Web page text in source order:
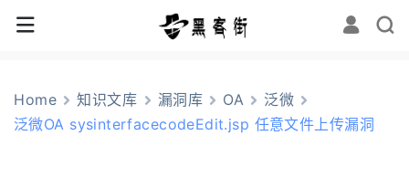
Home 知识文库 漏洞库 OA
泛微
泛微OA sysinterfacecodeEdit.jsp 任意文件上传漏洞